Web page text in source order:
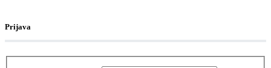
Prijava